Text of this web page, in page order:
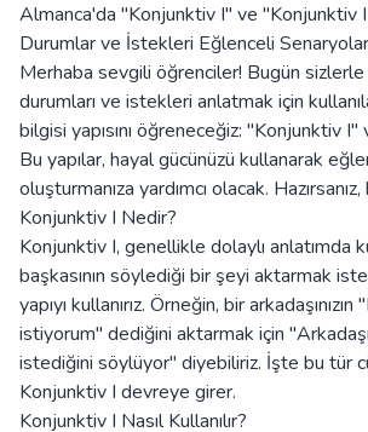
Almanca'da "Konjunktiv I" ve "Konjunktiv
Durumlar ve İstekleri Eğlenceli
Merhaba sevgili öğrenciler! Bugün
durumları ve istekleri anlatmak için
bilgisi yapısını öğreneceğiz: "Konjunktiv
Bu yapılar, hayal gücünüzü kullanarak
oluşturmanıza yardımcı olacak.
Konjunktiv I Nedir?
Konjunktiv I, genellikle dolaylı anlatımda
başkasının söylediği bir şeyi aktarmak
yapıyı kullanırız. Örneğin, bir
istiyorum" dediğini aktarmak için
istediğini söylüyor" diyebiliriz. İşte bu tür
Konjunktiv I devreye girer.
Konjunktiv I Nasıl Kullanılır?